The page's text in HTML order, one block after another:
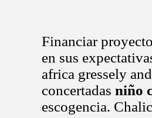
Financiar
en sus
africa gressely
concertadas niño
escogencia.